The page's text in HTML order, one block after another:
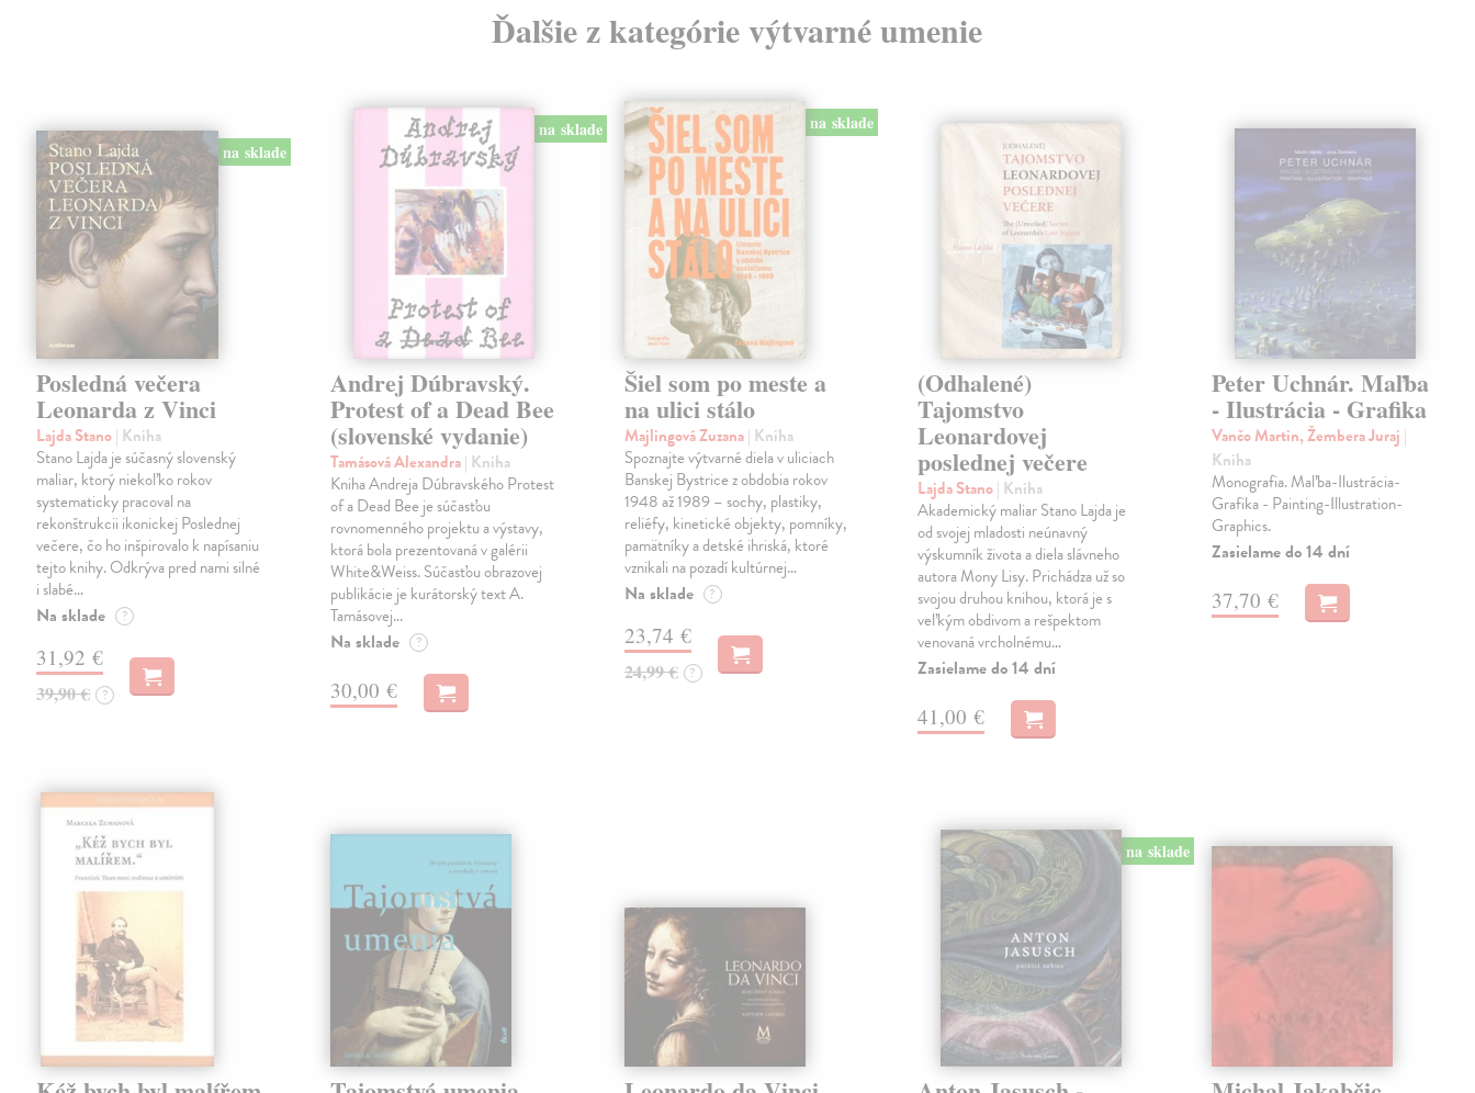
Ďalšie z kategórie výtvarné umenie
na sklade
Posledná večera
Leonarda z Vinci
Lajda Stano| Kniha
Stano Lajda je súčasný slovenský
maliar, ktorý niekoľko rokov
systematicky pracoval na
rekonštrukcii ikonickej Poslednej
večere, čo ho inšpirovalo k napísaniu
tejto knihy. Odkrýva pred nami silné
i slabé…
Na sklade ?
31,92 €
39,90 € ?
na sklade
Andrej Dúbravský.
Protest of a Dead Bee
(slovenské vydanie)
Tamásová Alexandra| Kniha
Kniha Andreja Dúbravského Protest
of a Dead Bee je súčasťou
rovnomenného projektu a výstavy,
ktorá bola prezentovaná v galérii
White&Weiss. Súčasťou obrazovej
publikácie je kurátorský text A.
Tamásovej…
Na sklade ?
30,00 €
na sklade
Šiel som po meste a
na ulici stálo
Majlingová Zuzana| Kniha
Spoznajte výtvarné diela v uliciach
Banskej Bystrice z obdobia rokov
1948 až 1989 – sochy, plastiky,
reliéfy, kinetické objekty, pomníky,
pamätníky a detské ihriská, ktoré
vznikali na pozadí kultúrnej…
Na sklade ?
23,74 €
24,99 € ?
(Odhalené)
Tajomstvo
Leonardovej
poslednej večere
Lajda Stano| Kniha
Akademický maliar Stano Lajda je
od svojej mladosti neúnavný
výskumník života a diela slávneho
autora Mony Lisy. Prichádza už so
svojou druhou knihou, ktorá je s
veľkým obdivom a rešpektom
venovaná vrcholnému…
Zasielame do 14 dní
41,00 €
Peter Uchnár. Maľba
- Ilustrácia - Grafika
Vančo Martin, Žembera Juraj |
Kniha
Monografia. Maľba-Ilustrácia-
Grafika - Painting-Illustration-
Graphics.
Zasielame do 14 dní
37,70 €
na sklade